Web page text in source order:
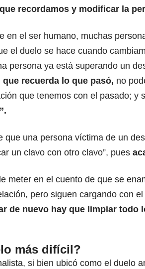
recordamos y modificar la
en el ser humano, muchas
el duelo se hace cuando
persona ya está superando un
recuerda lo que pasó, no
que tenemos con el pasado; y
que una persona víctima de un
un clavo con otro clavo”, pues
meter en el cuento de que se
pero siguen cargando con
de nuevo hay que limpiar todo
más difícil?
si bien ubicó como el duelo